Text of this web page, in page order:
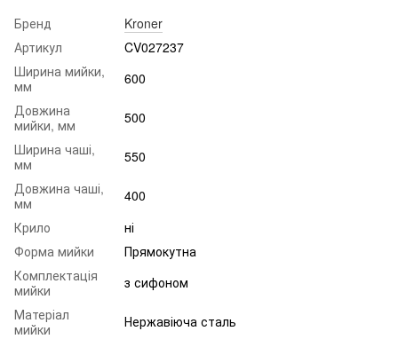
Бренд
Kroner
Артикул
CV027237
Ширина мийки,
мм
600
Довжина
мийки, мм
500
Ширина чаші,
мм
550
Довжина чаші,
мм
400
Крило
ні
Форма мийки
Прямокутна
Комплектація
мийки
з сифоном
Матеріал
мийки
Нержавіюча сталь